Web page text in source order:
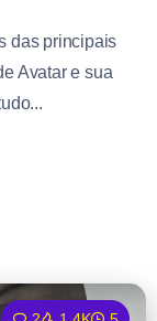
das principais
Avatar e sua